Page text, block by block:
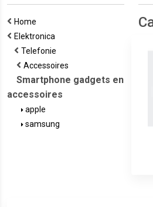
Home
Elektronica
Telefonie
Accessoires
Smartphone gadgets en
accessoires
apple
samsung